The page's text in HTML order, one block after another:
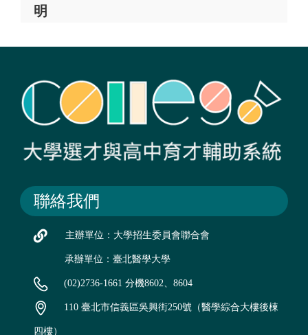
明
聯絡我們
主辦單位：大學招生委員會聯合會
承辦單位：臺北醫學大學
(02)2736-1661 分機8602、8604
110 臺北市信義區吳興街250號（醫學綜合大樓後棟
四樓）